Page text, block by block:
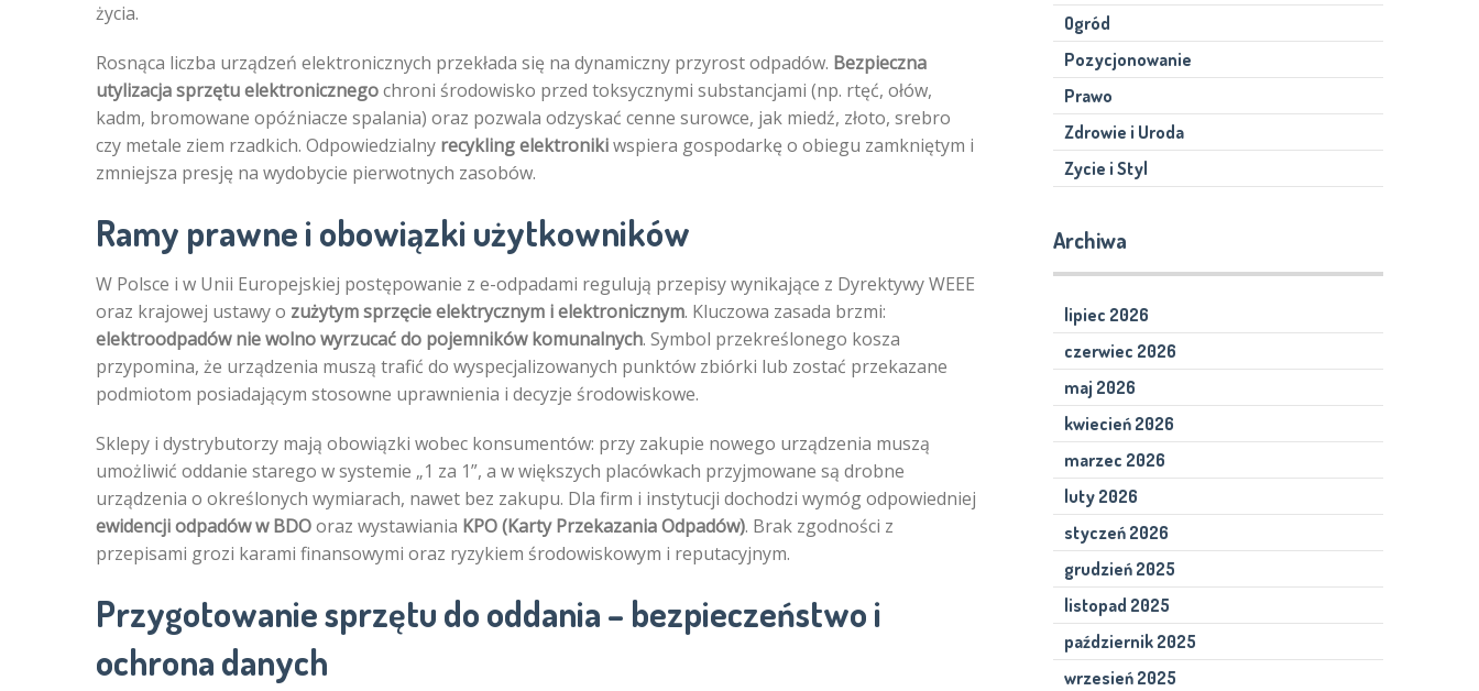
życia.
Rosnąca liczba urządzeń elektronicznych przekłada się na dynamiczny przyrost odpadów. Bezpieczna
utylizacja sprzętu elektronicznegochroni środowisko przed toksycznymi substancjami (np. rtęć, ołów,
kadm, bromowane opóźniacze spalania) oraz pozwala odzyskać cenne surowce, jak miedź, złoto, srebro
czy metale ziem rzadkich. Odpowiedzialny recykling elektronikiwspiera gospodarkę o obiegu zamkniętym i
zmniejsza presję na wydobycie pierwotnych zasobów.
Ramy prawne i obowiązki użytkowników
W Polsce i w Unii Europejskiej postępowanie z e-odpadami regulują przepisy wynikające z Dyrektywy WEEE
oraz krajowej ustawy o zużytym sprzęcie elektrycznym i elektronicznym. Kluczowa zasada brzmi:
elektroodpadów nie wolno wyrzucać do pojemników komunalnych. Symbol przekreślonego kosza
przypomina, że urządzenia muszą trafić do wyspecjalizowanych punktów zbiórki lub zostać przekazane
podmiotom posiadającym stosowne uprawnienia i decyzje środowiskowe.
Sklepy i dystrybutorzy mają obowiązki wobec konsumentów: przy zakupie nowego urządzenia muszą
umożliwić oddanie starego w systemie „1 za 1”, a w większych placówkach przyjmowane są drobne
urządzenia o określonych wymiarach, nawet bez zakupu. Dla firm i instytucji dochodzi wymóg odpowiedniej
ewidencji odpadów w BDOoraz wystawiania KPO (Karty Przekazania Odpadów). Brak zgodności z
przepisami grozi karami finansowymi oraz ryzykiem środowiskowym i reputacyjnym.
Przygotowanie sprzętu do oddania – bezpieczeństwo i
ochrona danych
Ogród
Pozycjonowanie
Prawo
Zdrowie i Uroda
Zycie i Styl
Archiwa
lipiec 2026
czerwiec 2026
maj 2026
kwiecień 2026
marzec 2026
luty 2026
styczeń 2026
grudzień 2025
listopad 2025
październik 2025
wrzesień 2025